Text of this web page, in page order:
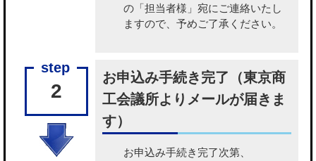
の「担当者様」宛にご連絡いたし
ますので、予めご了承ください。
2
お申込み手続き完了（東京商
工会議所よりメールが届きま
す）
お申込み手続き完了次第、